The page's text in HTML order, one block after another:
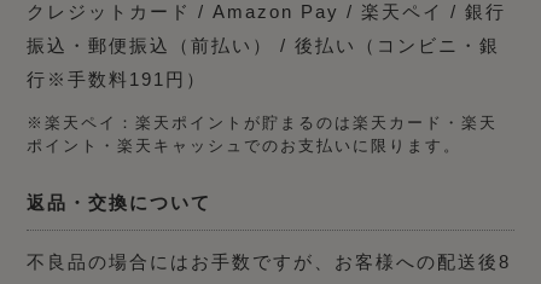
クレジットカード / Amazon Pay / 楽天ペイ / 銀行
振込・郵便振込（前払い） / 後払い（コンビニ・銀
行※手数料191円）
※楽天ペイ：楽天ポイントが貯まるのは楽天カード・楽天
ポイント・楽天キャッシュでのお支払いに限ります。
返品・交換について
不良品の場合にはお手数ですが、お客様への配送後8